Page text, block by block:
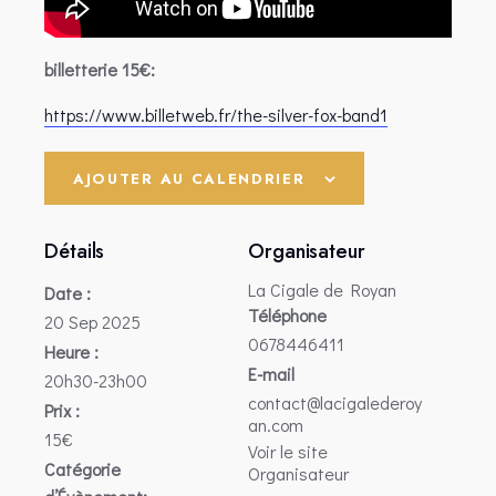
billetterie 15€:
https://www.billetweb.fr/the-silver-fox-band1
AJOUTER AU CALENDRIER
Détails
Date :
20 Sep 2025
Heure :
20h30-23h00
Prix :
15€
Catégorie
Organisateur
La Cigale de Royan
Téléphone
0678446411
E-mail
contact@lacigalederoy
an.com
Voir le site
Organisateur